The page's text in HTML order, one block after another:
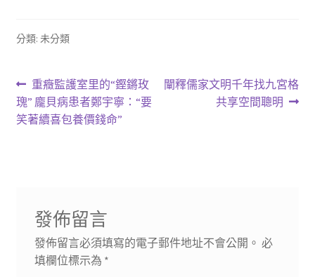
分類: 未分類
文
章
上
一
篇
重癥監護室里的“鏗鏘玫
瑰” 龐貝病患者鄭宇寧：“要
笑著續喜包養價錢命”
下
闡釋儒家文明千年找九宮格
共享空間聰明
發佈留言
發佈留言必須填寫的電子郵件地址不會公開。 必
填欄位標示為 *